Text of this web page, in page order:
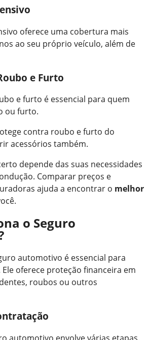
oferece uma cobertura mais
ao seu próprio veículo, além de
e Furto
e furto é essencial para quem
ou furto.
contra roubo e furto do
acessórios também.
depende das suas necessidades
Comparar preços e
ajuda a encontrar o melhor
o Seguro
automotivo é essencial para
oferece proteção financeira em
roubos ou outros
automotivo envolve várias etapas.